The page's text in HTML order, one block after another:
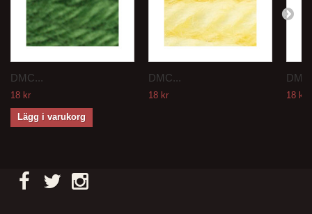
DMC...
18 kr
Lägg i varukorg
DMC...
18 kr 18 kr